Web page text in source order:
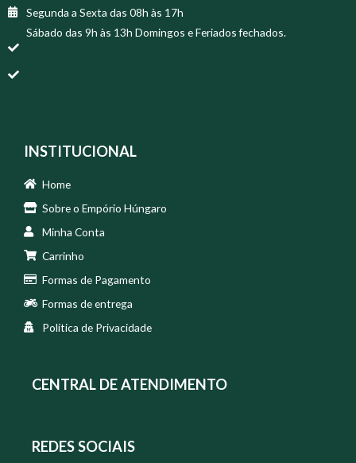
Segunda a Sexta das 08h às 17h
Sábado das 9h às 13h Domingos e Feriados fechados.
INSTITUCIONAL
Home
Sobre o Empório Húngaro
Minha Conta
Carrinho
Formas de Pagamento
Formas de entrega
Política de Privacidade
CENTRAL DE ATENDIMENTO
REDES SOCIAIS